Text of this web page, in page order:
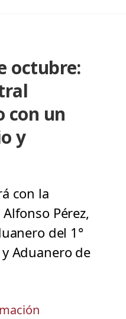
octubre:
con un
y
con la
Pérez,
del 1°
Aduanero de